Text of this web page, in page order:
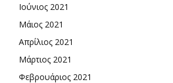
Ιούνιος 2021
Μάιος 2021
Απρίλιος 2021
Μάρτιος 2021
Φεβρουάριος 2021